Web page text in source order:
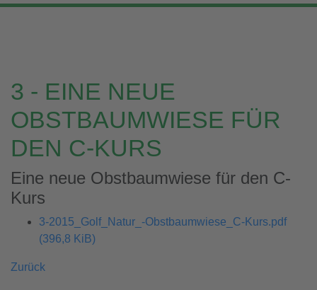
3 - EINE NEUE
OBSTBAUMWIESE FÜR
DEN C-KURS
Eine neue Obstbaumwiese für den C-
Kurs
3-2015_Golf_Natur_-Obstbaumwiese_C-Kurs.pdf
(396,8 KiB)
Zurück